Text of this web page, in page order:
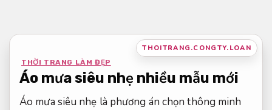
nội
THOITRANG.CONGTY.LOAN
THỜI TRANG LÀM ĐẸP
Áo mưa siêu nhẹ nhiều mẫu mới
Áo mưa siêu nhẹ là phương án chọn thông minh